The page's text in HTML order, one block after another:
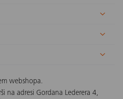
webshopa.
na adresi Gordana Lederera 4,